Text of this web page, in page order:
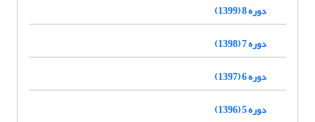
دوره 8 (1399)
دوره 7 (1398)
دوره 6 (1397)
دوره 5 (1396)